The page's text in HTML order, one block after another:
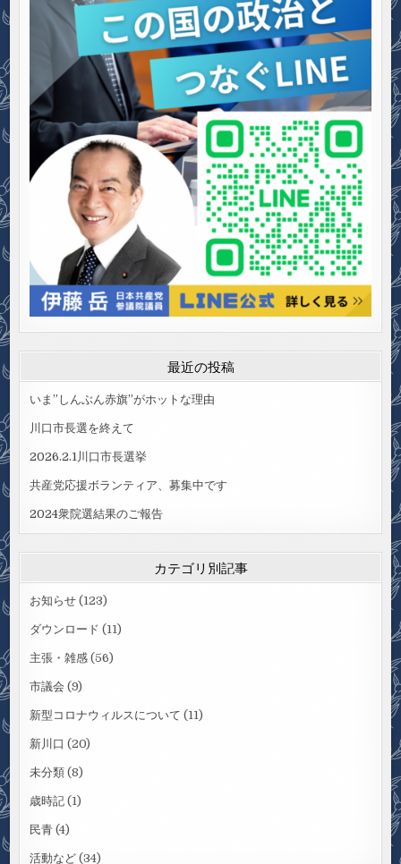
最近の投稿
いま”しんぶん赤旗”がホットな理由
川口市長選を終えて
2026.2.1川口市長選挙
共産党応援ボランティア、募集中です
2024衆院選結果のご報告
カテゴリ別記事
お知らせ (123)
ダウンロード (11)
主張・雑感 (56)
市議会 (9)
新型コロナウィルスについて (11)
新川口 (20)
未分類 (8)
歳時記 (1)
民青 (4)
活動など (34)